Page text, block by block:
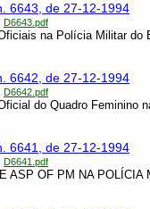
6643, de 27-12-1994
D6643.pdf
na Polícia Militar do
6642, de 27-12-1994
D6642.pdf
do Quadro Feminino
6641, de 27-12-1994
D6641.pdf
ASP OF PM NA POLÍCIA